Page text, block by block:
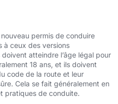
permis de conduire
à ceux des versions
atteindre l’âge légal pour
18 ans, et ils doivent
code de la route et leur
Cela se fait généralement en
pratiques de conduite.